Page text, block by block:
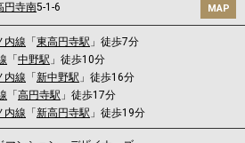
円寺南5-1-6 MAP
内線 「 東高円寺駅 」徒歩7分
「 中野駅 」徒歩10分
内線 「 新中野駅 」徒歩16分
「 高円寺駅 」徒歩17分
内線 「 新高円寺駅 」徒歩19分